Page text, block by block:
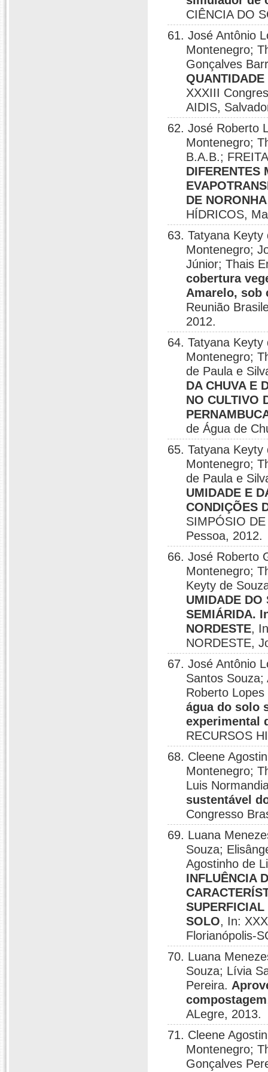
CIÊNCIA DO
61. José Antônio
Montenegro;
Gonçalves
XXXIII
AIDIS,
62. José Roberto
Montenegro;
B.A.B.;
DIFERENTES
DE NORONHA
HÍDRICOS,
63. Tatyana
Montenegro;
Júnior; Thais
cobertura
Amarelo, sob
Reunião
2012.
64. Tatyana
Montenegro;
de Paula e
DA CHUVA E
NO CULTIVO
de Água de
65. Tatyana
Montenegro;
de Paula e
UMIDADE E
CONDIÇÕES
SIMPÓSIO
Pessoa, 2012.
66. José Roberto
Montenegro;
Keyty de
UMIDADE DO
SEMIÁRIDA.
NORDESTE,
NORDESTE,
67. José Antônio
Santos Souza;
Roberto
água do solo
experimental
RECURSOS
68. Cleene
Montenegro;
Luis
sustentável
Congresso
69. Luana
Souza;
Agostinho de
INFLUÊNCIA
SOLO, In:
Florianópolis-
70. Luana
Souza; Lívia
Pereira.
compostagem
ALegre, 2013.
71. Cleene
Montenegro;
Gonçalves